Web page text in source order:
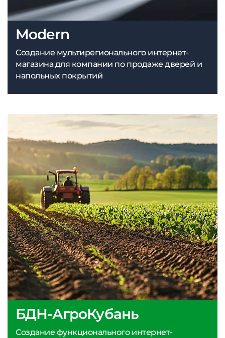
БДН-АгроКубань
Создание функционального интернет-
Modern
Создание мультирегионального интернет-
магазина для компании по продаже дверей и
напольных покрытий